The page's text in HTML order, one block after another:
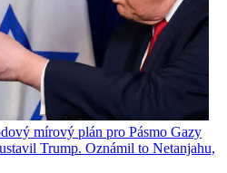
mírový plán pro Pásmo Gazy
Trump. Oznámil to Netanjahu,